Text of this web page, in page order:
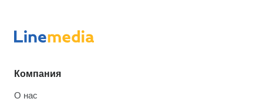
Компания
О нас